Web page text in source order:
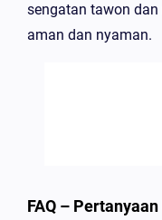
sengatan tawon
aman dan nyaman.
FAQ –